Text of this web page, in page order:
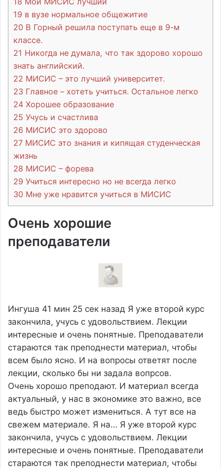
19 в вузе нормальное общежитие
20 В Горный решила поступать еще в 9-м
классе.
21 Никогда не думала, что так здорово хорошо
знать английский.
22 МИСИС – это лучший университет.
23 Главное – хотеть учиться. Остальное легко
24 Хорошее образование
25 Учусь и счастлива
26 МИСИС это здорово
27 МИСИС это знания и кипящая студенческая
жизнь
28 МИСИС – форева
29 Учиться интересно но не всегда легко
30 Мне уже нравится учиться в МИСИС
Очень хорошие
преподаватели
Ингуша 41 мин 25 сек назад Я уже второй курс
закончила, учусь с удовольствием. Лекции
интересные и очень понятные. Преподаватели
стараются так преподнести материал, чтобы
всем было ясно. И на вопросы ответят после
лекции, сколько бы ни задала вопрсов.
Очень хорошо преподают. И материал всегда
актуальный, у нас в экономике это важно, все
ведь быстро может измениться. А тут все на
свежем материале. Я на… Я уже второй курс
закончила, учусь с удовольствием. Лекции
интересные и очень понятные. Преподаватели
стараются так преподнести материал, чтобы